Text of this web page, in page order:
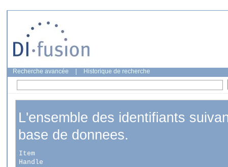
Recherche avancée Historique de recherche
L'ensemble des identifiants
base de donnees.
Item
Handle